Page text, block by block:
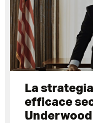
La
efficace
Underwood